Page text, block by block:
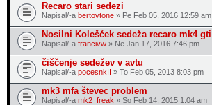
Recaro stari sedezi
Napisal/-a bertovtone » Pe Feb 05, 2016 12:59 am
Nosilni Kolešček sedeža recaro mk4 gti
Napisal/-a francivw » Ne Jan 17, 2016 7:46 pm
čiščenje sedežev v avtu
Napisal/-a pocesnkII » To Feb 05, 2013 8:03 pm
mk3 mfa števec problem
Napisal/-a mk2_freak » So Feb 14, 2015 1:04 am